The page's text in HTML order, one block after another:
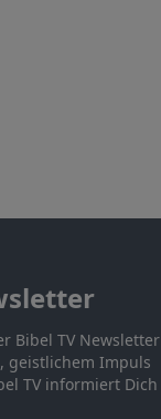
Bibel TV Newsletter
geistlichem Impuls
TV informiert Dich